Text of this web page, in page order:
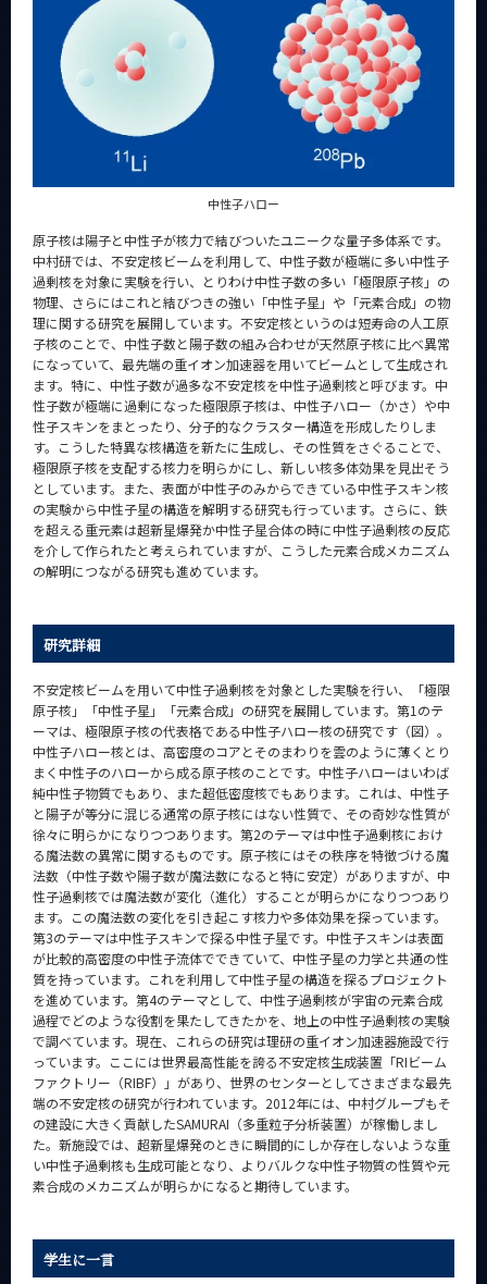
中性子ハロー
原子核は陽子と中性子が核力で結びついたユニークな量子多体系です。
中村研では、不安定核ビームを利用して、中性子数が極端に多い中性子
過剰核を対象に実験を行い、とりわけ中性子数の多い「極限原子核」の
物理、さらにはこれと結びつきの強い「中性子星」や「元素合成」の物
理に関する研究を展開しています。不安定核というのは短寿命の人工原
子核のことで、中性子数と陽子数の組み合わせが天然原子核に比べ異常
になっていて、最先端の重イオン加速器を用いてビームとして生成され
ます。特に、中性子数が過多な不安定核を中性子過剰核と呼びます。中
性子数が極端に過剰になった極限原子核は、中性子ハロー（かさ）や中
性子スキンをまとったり、分子的なクラスター構造を形成したりしま
す。こうした特異な核構造を新たに生成し、その性質をさぐることで、
極限原子核を支配する核力を明らかにし、新しい核多体効果を見出そう
としています。また、表面が中性子のみからできている中性子スキン核
の実験から中性子星の構造を解明する研究も行っています。さらに、鉄
を超える重元素は超新星爆発か中性子星合体の時に中性子過剰核の反応
を介して作られたと考えられていますが、こうした元素合成メカニズム
の解明につながる研究も進めています。
研究詳細
不安定核ビームを用いて中性子過剰核を対象とした実験を行い、「極限
原子核」「中性子星」「元素合成」の研究を展開しています。第1のテ
ーマは、極限原子核の代表格である中性子ハロー核の研究です（図）。
中性子ハロー核とは、高密度のコアとそのまわりを雲のように薄くとり
まく中性子のハローから成る原子核のことです。中性子ハローはいわば
純中性子物質でもあり、また超低密度核でもあります。これは、中性子
と陽子が等分に混じる通常の原子核にはない性質で、その奇妙な性質が
徐々に明らかになりつつあります。第2のテーマは中性子過剰核におけ
る魔法数の異常に関するものです。原子核にはその秩序を特徴づける魔
法数（中性子数や陽子数が魔法数になると特に安定）がありますが、中
性子過剰核では魔法数が変化（進化）することが明らかになりつつあり
ます。この魔法数の変化を引き起こす核力や多体効果を探っています。
第3のテーマは中性子スキンで探る中性子星です。中性子スキンは表面
が比較的高密度の中性子流体でできていて、中性子星の力学と共通の性
質を持っています。これを利用して中性子星の構造を探るプロジェクト
を進めています。第4のテーマとして、中性子過剰核が宇宙の元素合成
過程でどのような役割を果たしてきたかを、地上の中性子過剰核の実験
で調べています。現在、これらの研究は理研の重イオン加速器施設で行
っています。ここには世界最高性能を誇る不安定核生成装置「RIビーム
ファクトリー（RIBF）」があり、世界のセンターとしてさまざまな最先
端の不安定核の研究が行われています。2012年には、中村グループもそ
の建設に大きく貢献したSAMURAI（多重粒子分析装置）が稼働しまし
た。新施設では、超新星爆発のときに瞬間的にしか存在しないような重
い中性子過剰核も生成可能となり、よりバルクな中性子物質の性質や元
素合成のメカニズムが明らかになると期待しています。
学生に一言